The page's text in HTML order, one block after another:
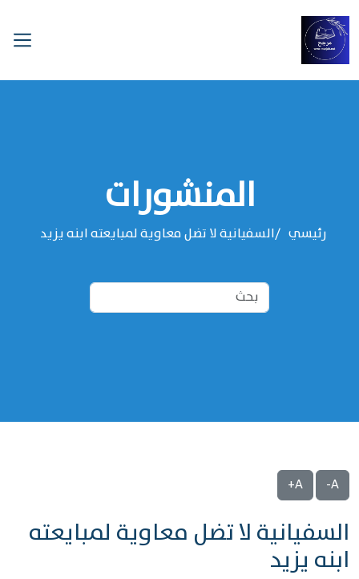
المنشورات
رئيسي السفيانية لا تضل معاوية لمبايعته ابنه يزيد
A-
A+
السفيانية لا تضل معاوية لمبايعته
ابنه يزيد